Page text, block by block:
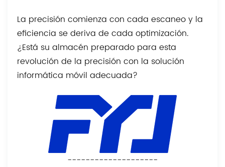
La precisión comienza con cada escaneo y la
eficiencia se deriva de cada optimización.
¿Está su almacén preparado para esta
revolución de la precisión con la solución
informática móvil adecuada?
--------------------